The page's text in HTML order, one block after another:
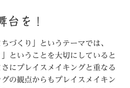
台を！
づくり」というテーマでは、
ということを大切にしていると
にプレイスメイキングと重なる
の観点からもプレイスメイキン